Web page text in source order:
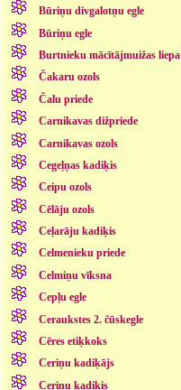
Būriņu divgalotņu egle
Būriņu egle
Burtnieku mācītājmuižas liepa
Čakaru ozols
Čalu priede
Carnikavas dižpriede
Carnikavas ozols
Cegeļņas kadiķis
Ceipu ozols
Cēlāju ozols
Ceļarāju kadiķis
Celmenieku priede
Celmiņu vīksna
Cepļu egle
Ceraukstes 2. čūskegle
Cēres etiķkoks
Ceriņu kadiķājs
Ceriņu kadiķis